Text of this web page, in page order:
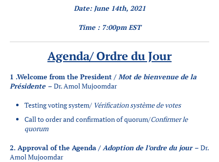
English
Date: June 14th, 2021
Time : 7:00pm EST
Agenda/ Ordre du Jour
1 .Welcome from the President /Mot de bienvenue de la
Présidente – Dr. Amol Mujoomdar
Testing voting system/ Vérification système de votes
Call to order and confirmation of quorum/Confirmer le
quorum
2. Approval of the Agenda /Adoption de l’ordre du jour – Dr.
Amol Mujoomdar